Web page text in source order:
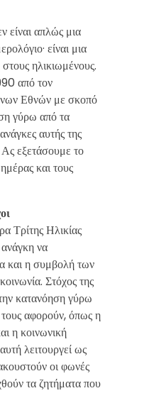
είναι απλώς μια
είναι μια
ηλικιωμένους.
από τον
Εθνών με σκοπό
γύρω από τα
αυτής της
εξετάσουμε το
και τους
Τρίτης Ηλικίας
να
και η συμβολή των
Στόχος της
κατανόηση γύρω
αφορούν, όπως η
η κοινωνική
λειτουργεί ως
οι φωνές
τα ζητήματα που